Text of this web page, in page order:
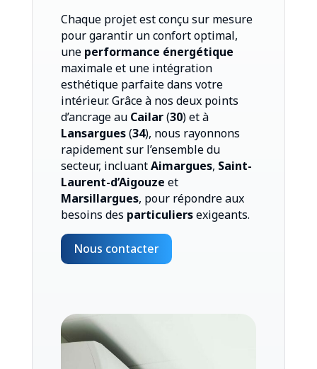
Chaque projet est conçu sur mesure
pour garantir un confort optimal,
une performance énergétique
maximale et une intégration
esthétique parfaite dans votre
intérieur. Grâce à nos deux points
d’ancrage au Cailar(30) et à
Lansargues(34), nous rayonnons
rapidement sur l’ensemble du
secteur, incluantAimargues, Saint-
Laurent-d’Aigouze et
Marsillargues, pour répondre aux
besoins des particuliersexigeants.
Nous contacter